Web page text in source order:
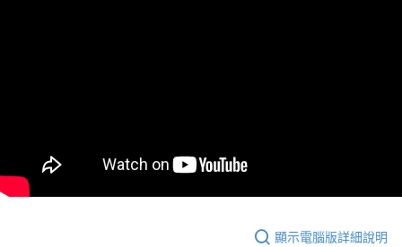
付款後7-11取貨
每筆NT$60
顯示電腦版詳細說明